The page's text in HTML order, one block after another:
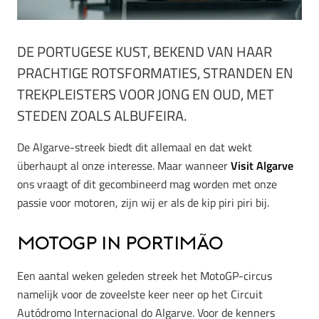
DE PORTUGESE KUST, BEKEND VAN HAAR
PRACHTIGE ROTSFORMATIES, STRANDEN EN
TREKPLEISTERS VOOR JONG EN OUD, MET
STEDEN ZOALS ALBUFEIRA.
De Algarve-streek biedt dit allemaal en dat wekt
überhaupt al onze interesse. Maar wanneerVisit Algarve
ons vraagt of dit gecombineerd mag worden met onze
passie voor motoren, zijn wij er als de kip piri piri bij.
MotoGP in PortimÃo
Een aantal weken geleden streek het MotoGP-circus
namelijk voor de zoveelste keer neer op het Circuit
Autódromo Internacional do Algarve. Voor de kenners